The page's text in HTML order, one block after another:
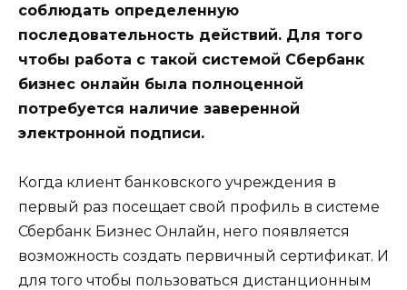
соблюдать определенную
последовательность действий. Для того
чтобы работа с такой системой Сбербанк
бизнес онлайн была полноценной
потребуется наличие заверенной
электронной подписи.
Когда клиент банковского учреждения в
первый раз посещает свой профиль в системе
Сбербанк Бизнес Онлайн, него появляется
возможность создать первичный сертификат. И
для того чтобы пользоваться дистанционным